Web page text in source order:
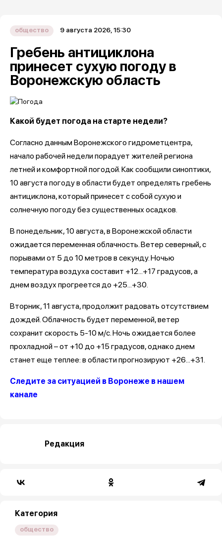
общество 9 августа 2026, 15:30
Гребень антициклона
принесет сухую погоду в
Воронежскую область
Какой будет погода на старте недели?
Согласно данным Воронежского гидрометцентра,
начало рабочей недели порадует жителей региона
летней и комфортной погодой. Как сообщили синоптики,
10 августа погоду в области будет определять гребень
антициклона, который принесет с собой сухую и
солнечную погоду без существенных осадков.
В понедельник, 10 августа, в Воронежской области
ожидается переменная облачность. Ветер северный, с
порывами от 5 до 10 метров в секунду. Ночью
температура воздуха составит +12...+17 градусов, а
днем воздух прогреется до +25...+30.
Вторник, 11 августа, продолжит радовать отсутствием
дождей. Облачность будет переменной, ветер
сохранит скорость 5-10 м/с. Ночь ожидается более
прохладной – от +10 до +15 градусов, однако днем
станет еще теплее: в области прогнозируют +26...+31.
Следите за ситуацией в Воронеже в нашем
канале
Редакция
Категория
общество